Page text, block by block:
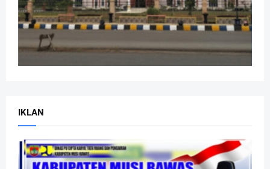
IKLAN